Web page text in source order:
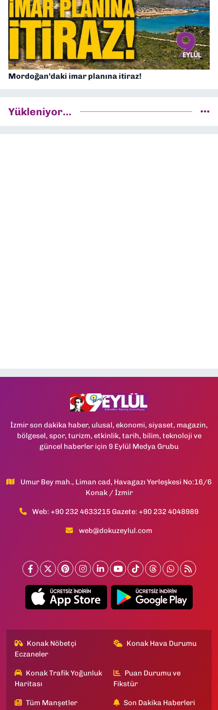
Mordoğan’daki imar planına itiraz!
Yükleniyor...
İzmir son dakika haber, ulusal, ekonomi, siyaset, magazin,
bölgesel, spor, turizm, etkinlik, tarih, bilim, teknoloji ve
güncel haberler için 9 Eylül Medya Grubu
Umur Bey mah., Liman cad, Havagazı Yerleşkesi No:16/6
Konak / İzmir
Web: +90 232 4633215 Gazete: +90 232 4048989
web@dokuzeylul.com
Konak Nöbetçi
Eczaneler
Konak Hava Durumu
Konak Trafik Yoğunluk
Haritası
Puan Durumu ve
Fikstür
Tüm Manşetler Son Dakika Haberleri